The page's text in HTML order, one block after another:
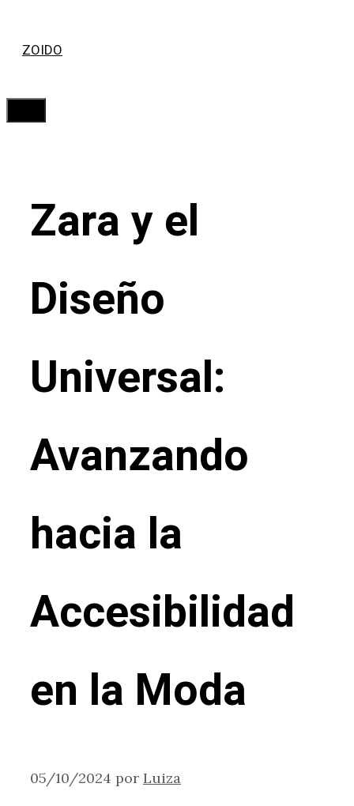
ZOIDO
Zara y el
Diseño
Universal:
Avanzando
hacia la
Accesibilidad
en la Moda
05/10/2024 por Luiza